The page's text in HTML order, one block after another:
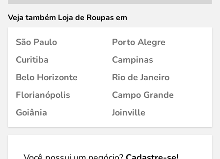
Veja também Loja de Roupas em
São Paulo
Porto Alegre
Curitiba
Campinas
Belo Horizonte
Rio de Janeiro
Florianópolis
Campo Grande
Goiânia
Joinville